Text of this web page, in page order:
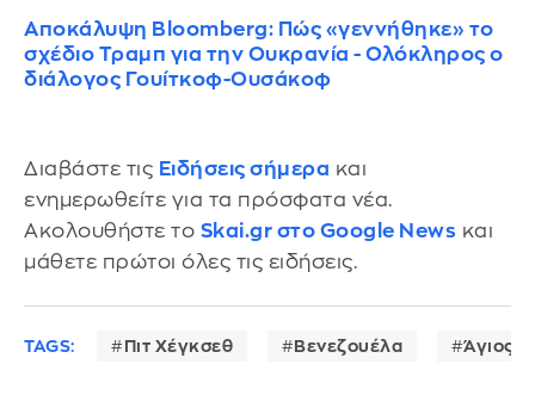
Αποκάλυψη Bloomberg: Πώς «γεννήθηκε» το
σχέδιο Τραμπ για την Ουκρανία - Ολόκληρος ο
διάλογος Γουίτκοφ-Ουσάκοφ
Διαβάστε τις Ειδήσεις σήμερα και
ενημερωθείτε για τα πρόσφατα νέα.
Ακολουθήστε το Skai.gr στο Google News και
μάθετε πρώτοι όλες τις ειδήσεις.
TAGS: Πιτ Χέγκσεθ Βενεζουέλα Άγιος